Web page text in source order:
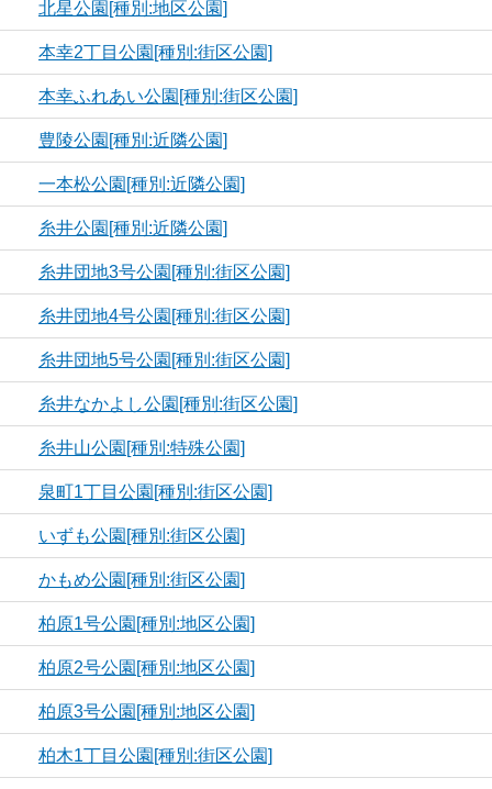
北星公園[種別:地区公園]
本幸2丁目公園[種別:街区公園]
本幸ふれあい公園[種別:街区公園]
豊陵公園[種別:近隣公園]
一本松公園[種別:近隣公園]
糸井公園[種別:近隣公園]
糸井団地3号公園[種別:街区公園]
糸井団地4号公園[種別:街区公園]
糸井団地5号公園[種別:街区公園]
糸井なかよし公園[種別:街区公園]
糸井山公園[種別:特殊公園]
泉町1丁目公園[種別:街区公園]
いずも公園[種別:街区公園]
かもめ公園[種別:街区公園]
柏原1号公園[種別:地区公園]
柏原2号公園[種別:地区公園]
柏原3号公園[種別:地区公園]
柏木1丁目公園[種別:街区公園]